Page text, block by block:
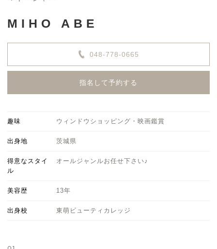
MIHO ABE
048-778-0665
指名して予約する
趣味 ウィンドウショッピング・映画鑑賞
出身地 茨城県
得意なスタイ
ル
オールジャンルお任せ下さい♪
美容歴 13年
出身校 東萌ビューティカレッジ